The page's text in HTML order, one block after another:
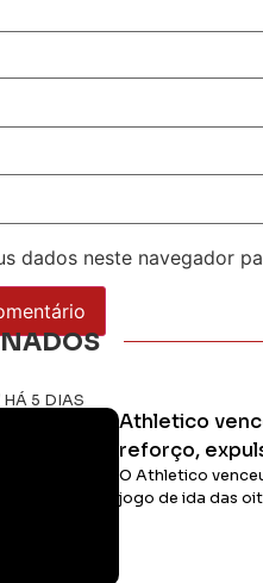
dados neste navegador
HÁ 5 DIAS
Athletico
reforço,
O Athletico
jogo de ida das